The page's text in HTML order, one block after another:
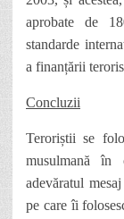
aprobate de
standarde
a finanțării
Concluzii
Teroriștii se
musulmană în
adevăratul
pe care îi